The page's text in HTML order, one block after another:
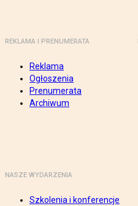
REKLAMA I PRENUMERATA
Reklama
Ogłoszenia
Prenumerata
Archiwum
NASZE WYDARZENIA
Szkolenia i konferencje